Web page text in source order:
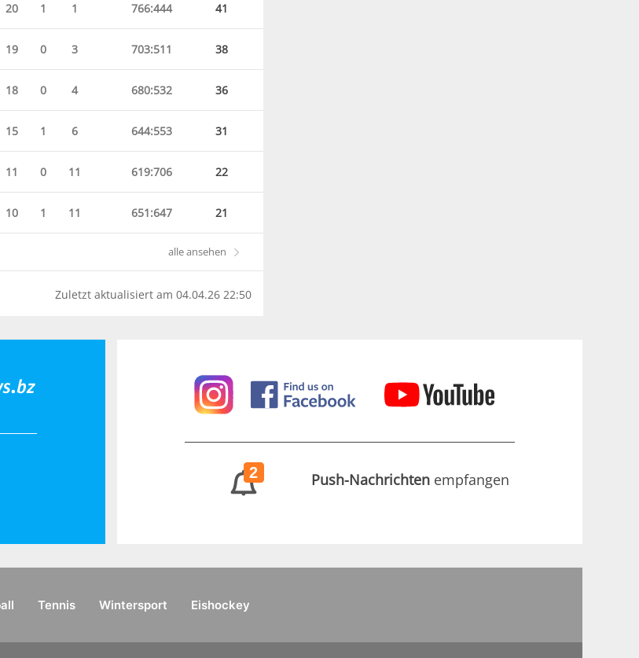
20 1 1 766:444 41
19 0 3 703:511 38
18 0 4 680:532 36
15 1 6 644:553 31
11 0 11 619:706 22
10 1 11 651:647 21
alle ansehen
Zuletzt aktualisiert am 04.04.26 22:50
2 Push-Nachrichten empfangen
Tennis Wintersport Eishockey